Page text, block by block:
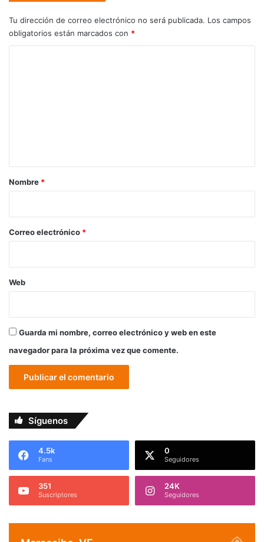
Tu dirección de correo electrónico no será publicada. Los campos
obligatorios están marcados con *
r
*
Nombre *
Correo electrónico *
Web
Guarda mi nombre, correo electrónico y web en este
navegador para la próxima vez que comente.
Síguenos
4.5k
Fans
0
Seguidores
351
Suscriptores
24K
Seguidores